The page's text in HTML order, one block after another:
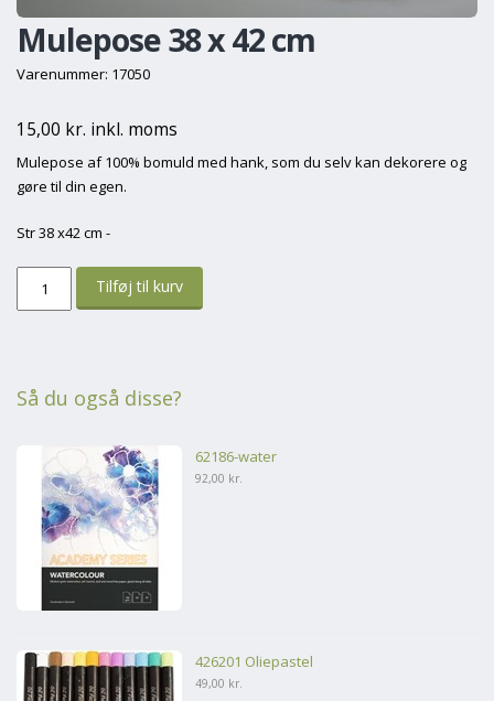
Mulepose 38 x 42 cm
Varenummer: 17050
15,00 kr. inkl. moms
Mulepose af 100% bomuld med hank, som du selv kan dekorere og
gøre til din egen.
Str 38 x42 cm -
Så du også disse?
62186-water
92,00 kr.
426201 Oliepastel
49,00 kr.